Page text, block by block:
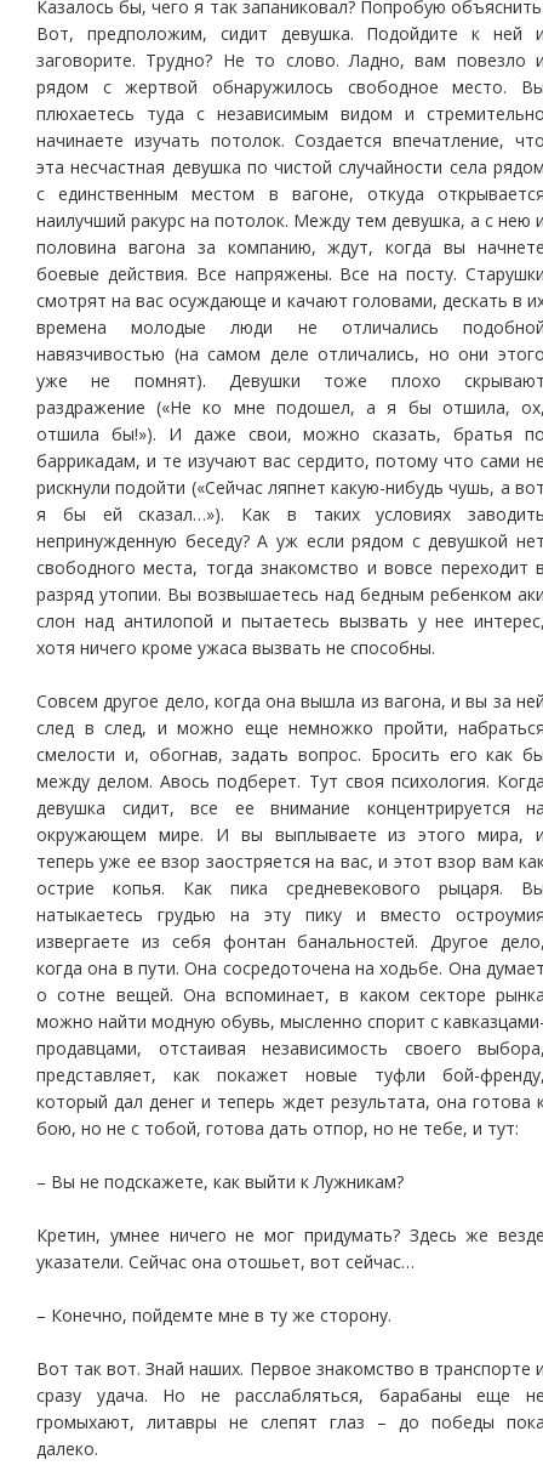
Казалось бы, чего я так запаниковал? Попробую
Вот, предположим, сидит девушка. Подойдите к ней
заговорите. Трудно? Не то слово. Ладно, вам повезло
рядом с жертвой обнаружилось свободное место.
плюхаетесь туда с независимым видом и
начинаете изучать потолок. Создается впечатление,
эта несчастная девушка по чистой случайности села
с единственным местом в вагоне, откуда
наилучший ракурс на потолок. Между тем девушка, а с нею
половина вагона за компанию, ждут, когда вы
боевые действия. Все напряжены. Все на посту.
смотрят на вас осуждающе и качают головами, дескать в
времена молодые люди не отличались
навязчивостью (на самом деле отличались, но они
уже не помнят). Девушки тоже плохо
раздражение («Не ко мне подошел, а я бы отшила,
отшила бы!»). И даже свои, можно сказать, братья
баррикадам, и те изучают вас сердито, потому что сами
рискнули подойти («Сейчас ляпнет какую-нибудь чушь, а
я бы ей сказал…»). Как в таких условиях
непринужденную беседу? А уж если рядом с девушкой
свободного места, тогда знакомство и вовсе переходит
разряд утопии. Вы возвышаетесь над бедным ребенком
слон над антилопой и пытаетесь вызвать у нее
хотя ничего кроме ужаса вызвать не способны.
Совсем другое дело, когда она вышла из вагона, и вы за
след в след, и можно еще немножко пройти,
смелости и, обогнав, задать вопрос. Бросить его как
между делом. Авось подберет. Тут своя психология.
девушка сидит, все ее внимание концентрируется
окружающем мире. И вы выплываете из этого мира,
теперь уже ее взор заостряется на вас, и этот взор вам
острие копья. Как пика средневекового рыцаря.
натыкаетесь грудью на эту пику и вместо
извергаете из себя фонтан банальностей. Другое
когда она в пути. Она сосредоточена на ходьбе. Она
о сотне вещей. Она вспоминает, в каком секторе
можно найти модную обувь, мысленно спорит с
продавцами, отстаивая независимость своего
представляет, как покажет новые туфли бой-
который дал денег и теперь ждет результата, она готова
бою, но не с тобой, готова дать отпор, но не тебе, и тут:
– Вы не подскажете, как выйти к Лужникам?
Кретин, умнее ничего не мог придумать? Здесь же
указатели. Сейчас она отошьет, вот сейчас…
– Конечно, пойдемте мне в ту же сторону.
Вот так вот. Знай наших. Первое знакомство в транспорте
сразу удача. Но не расслабляться, барабаны еще
громыхают, литавры не слепят глаз – до победы
далеко.